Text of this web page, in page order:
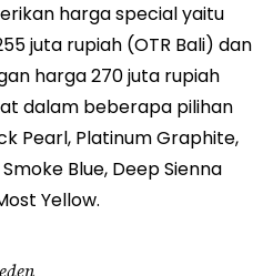
harga special yaitu
juta rupiah (OTR Bali) dan
harga 270 juta rupiah
dalam beberapa pilihan
Pearl, Platinum Graphite,
Blue, Deep Sienna
Yellow.